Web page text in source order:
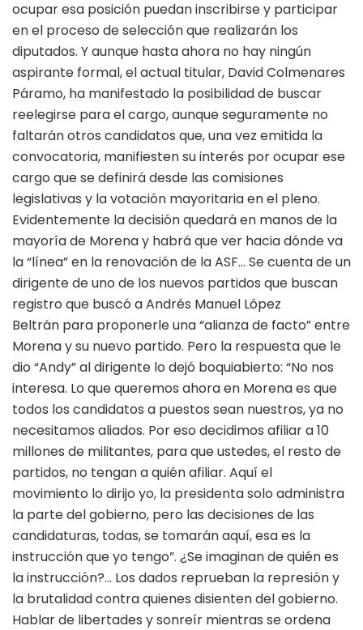
ocupar esa posición puedan inscribirse y participar
en el proceso de selección que realizarán los
diputados. Y aunque hasta ahora no hay ningún
aspirante formal, el actual titular, David Colmenares
Páramo, ha manifestado la posibilidad de buscar
reelegirse para el cargo, aunque seguramente no
faltarán otros candidatos que, una vez emitida la
convocatoria, manifiesten su interés por ocupar ese
cargo que se definirá desde las comisiones
legislativas y la votación mayoritaria en el pleno.
Evidentemente la decisión quedará en manos de la
mayoría de Morena y habrá que ver hacia dónde va
la “línea” en la renovación de la ASF… Se cuenta de un
dirigente de uno de los nuevos partidos que buscan
registro que buscó a Andrés Manuel López
Beltrán para proponerle una “alianza de facto” entre
Morena y su nuevo partido. Pero la respuesta que le
dio “Andy” al dirigente lo dejó boquiabierto: “No nos
interesa. Lo que queremos ahora en Morena es que
todos los candidatos a puestos sean nuestros, ya no
necesitamos aliados. Por eso decidimos afiliar a 10
millones de militantes, para que ustedes, el resto de
partidos, no tengan a quién afiliar. Aquí el
movimiento lo dirijo yo, la presidenta solo administra
la parte del gobierno, pero las decisiones de las
candidaturas, todas, se tomarán aquí, esa es la
instrucción que yo tengo”. ¿Se imaginan de quién es
la instrucción?… Los dados reprueban la represión y
la brutalidad contra quienes disienten del gobierno.
Hablar de libertades y sonreír mientras se ordena